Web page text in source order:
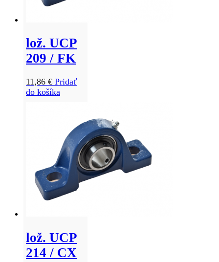
lož. UCP
209 / FK
11,86 € Pridať
do košíka
lož. UCP
214 / CX